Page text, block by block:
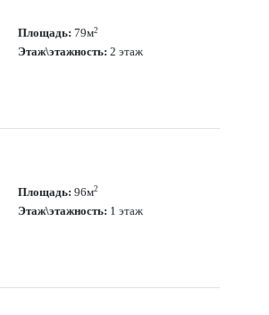
Площадь: 79м2
Этаж\этажность: 2 этаж
Площадь: 96м2
Этаж\этажность: 1 этаж